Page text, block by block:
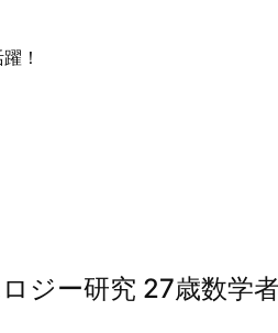
！
ロジー研究 27歳数学